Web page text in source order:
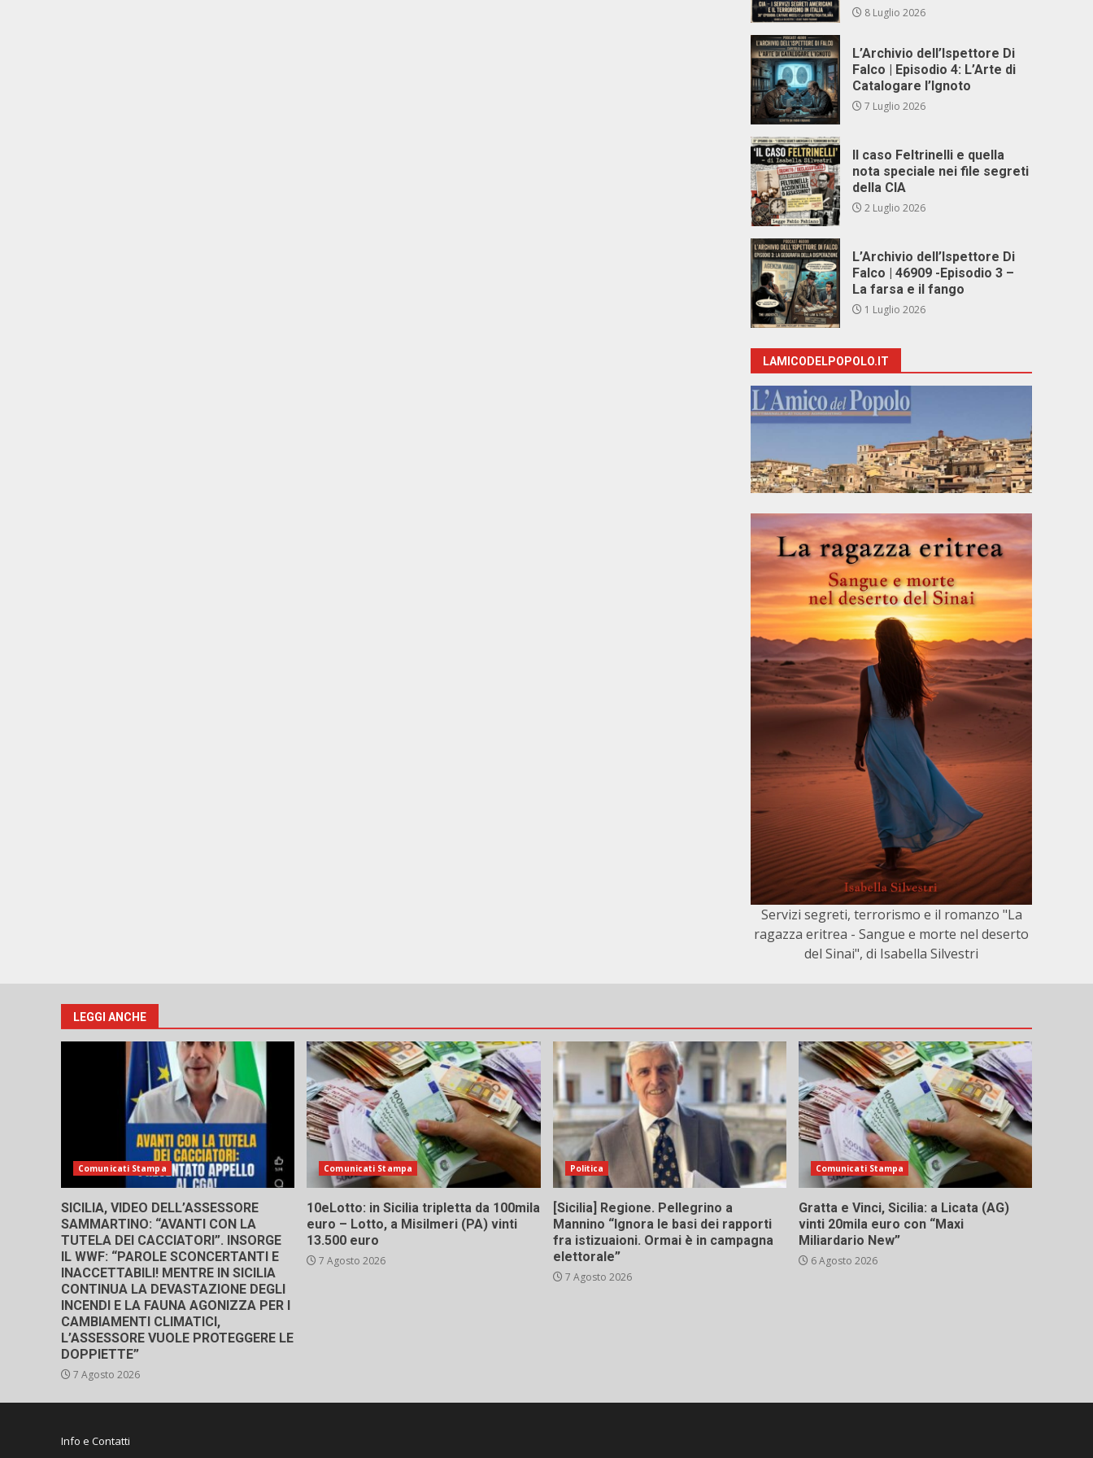
8 Luglio 2026
L’Archivio dell’Ispettore Di
Falco | Episodio 4: L’Arte di
Catalogare l’Ignoto
7 Luglio 2026
Il caso Feltrinelli e quella
nota speciale nei file segreti
della CIA
2 Luglio 2026
L’Archivio dell’Ispettore Di
Falco | 46909 -Episodio 3 –
La farsa e il fango
1 Luglio 2026
LAMICODELPOPOLO.IT
Servizi segreti, terrorismo e il romanzo "La
ragazza eritrea - Sangue e morte nel deserto
del Sinai", di Isabella Silvestri
LEGGI ANCHE
Comunicati Stampa
SICILIA, VIDEO DELL’ASSESSORE
SAMMARTINO: “AVANTI CON LA
TUTELA DEI CACCIATORI”. INSORGE
IL WWF: “PAROLE SCONCERTANTI E
INACCETTABILI! MENTRE IN SICILIA
CONTINUA LA DEVASTAZIONE DEGLI
INCENDI E LA FAUNA AGONIZZA PER I
CAMBIAMENTI CLIMATICI,
L’ASSESSORE VUOLE PROTEGGERE LE
DOPPIETTE”
7 Agosto 2026
Comunicati Stampa
10eLotto: in Sicilia tripletta da 100mila
euro – Lotto, a Misilmeri (PA) vinti
13.500 euro
7 Agosto 2026
Politica
[Sicilia] Regione. Pellegrino a
Mannino “Ignora le basi dei rapporti
fra istizuaioni. Ormai è in campagna
elettorale”
7 Agosto 2026
Comunicati Stampa
Gratta e Vinci, Sicilia: a Licata (AG)
vinti 20mila euro con “Maxi
Miliardario New”
6 Agosto 2026
Info e Contatti